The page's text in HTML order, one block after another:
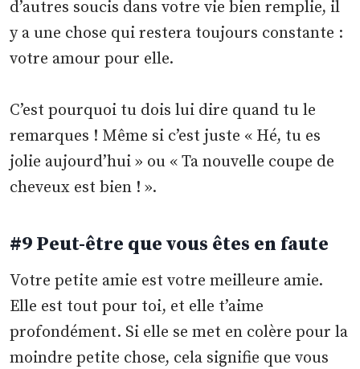
d’autres soucis dans votre vie bien remplie, il
y a une chose qui restera toujours constante :
votre amour pour elle.
C’est pourquoi tu dois lui dire quand tu le
remarques ! Même si c’est juste « Hé, tu es
jolie aujourd’hui » ou « Ta nouvelle coupe de
cheveux est bien ! ».
#9 Peut-être que vous êtes en faute
Votre petite amie est votre meilleure amie.
Elle est tout pour toi, et elle t’aime
profondément. Si elle se met en colère pour la
moindre petite chose, cela signifie que vous